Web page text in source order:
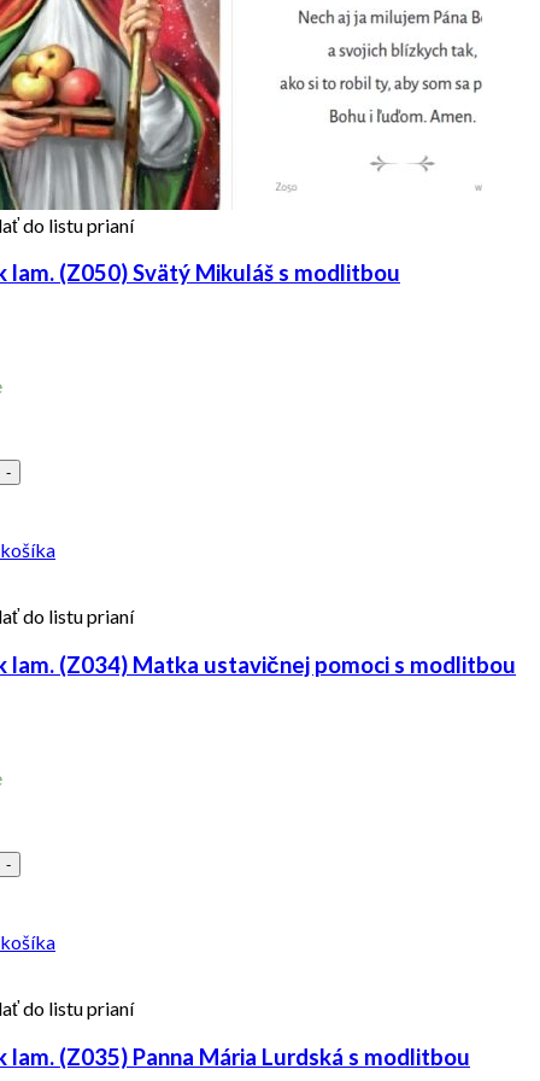
do listu prianí
lam. (Z050) Svätý Mikuláš s modlitbou
-
do listu prianí
lam. (Z034) Matka ustavičnej pomoci s modlitbou
-
do listu prianí
lam. (Z035) Panna Mária Lurdská s modlitbou